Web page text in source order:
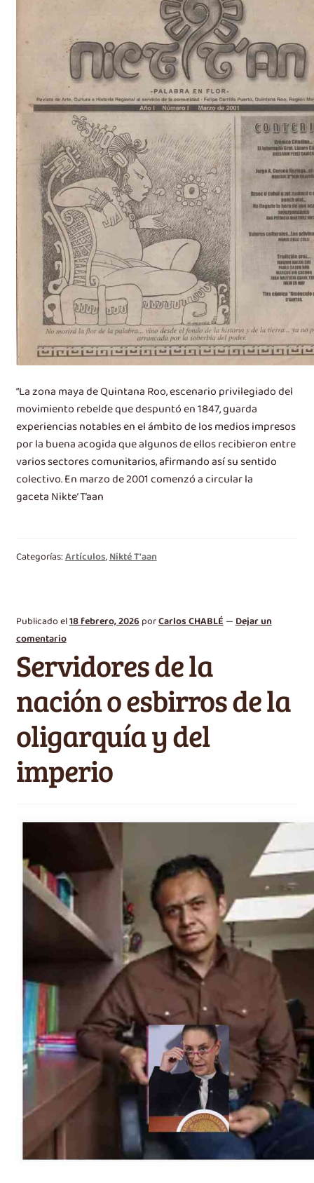
“La zona maya de Quintana Roo, escenario privilegiado del
movimiento rebelde que despuntó en 1847, guarda
experiencias notables en el ámbito de los medios impresos
por la buena acogida que algunos de ellos recibieron entre
varios sectores comunitarios, afirmando así su sentido
colectivo. En marzo de 2001 comenzó a circular la
gaceta Nikte’ T’aan
Categorías:Artículos,Nikté T'aan
Publicado el18 febrero, 2026porCarlos CHABLÉ—Dejar un
comentario
Servidores de la
nación o esbirros de la
oligarquía y del
imperio